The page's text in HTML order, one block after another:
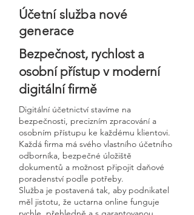
Účetní služba nové
generace
Bezpečnost, rychlost a
osobní přístup v moderní
digitální firmě
Digitální účetnictví stavíme na
bezpečnosti, precizním zpracování a
osobním přístupu ke každému klientovi.
Každá firma má svého vlastního účetního
odborníka, bezpečné úložiště
dokumentů a možnost připojit daňové
poradenství podle potřeby.
Služba je postavená tak, aby podnikatel
měl jistotu, že uctarna online funguje